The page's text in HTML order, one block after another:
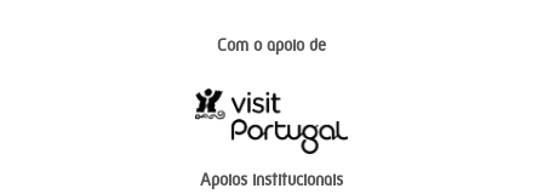
Com o apoio de
Apoios institucionais